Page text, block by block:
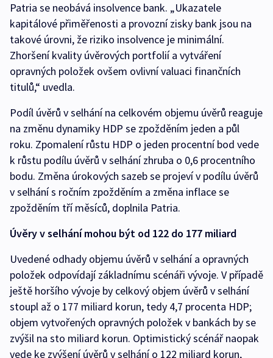
Patria se neobává insolvence bank. „Ukazatele
kapitálové přiměřenosti a provozní zisky bank jsou na
takové úrovni, že riziko insolvence je minimální.
Zhoršení kvality úvěrových portfolií a vytváření
opravných položek ovšem ovlivní valuaci finančních
titulů,“ uvedla.
Podíl úvěrů v selhání na celkovém objemu úvěrů reaguje
na změnu dynamiky HDP se zpožděním jeden a půl
roku. Zpomalení růstu HDP o jeden procentní bod vede
k růstu podílu úvěrů v selhání zhruba o 0,6 procentního
bodu. Změna úrokových sazeb se projeví v podílu úvěrů
v selhání s ročním zpožděním a změna inflace se
zpožděním tří měsíců, doplnila Patria.
Úvěry v selhání mohou být od 122 do 177 miliard
Uvedené odhady objemu úvěrů v selhání a opravných
položek odpovídají základnímu scénáři vývoje. V případě
ještě horšího vývoje by celkový objem úvěrů v selhání
stoupl až o 177 miliard korun, tedy 4,7 procenta HDP;
objem vytvořených opravných položek v bankách by se
zvýšil na sto miliard korun. Optimistický scénář naopak
vede ke zvýšení úvěrů v selhání o 122 miliard korun,